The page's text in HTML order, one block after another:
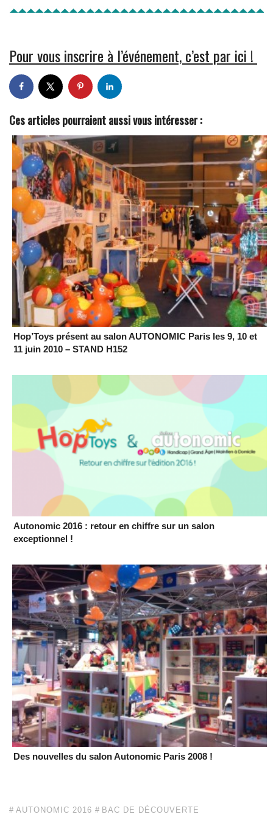
Pour vous inscrire à l’événement, c’est par ici !
Ces articles pourraient aussi vous intéresser :
Hop’Toys présent au salon AUTONOMIC Paris les 9, 10 et
11 juin 2010 – STAND H152
Autonomic 2016 : retour en chiffre sur un salon
exceptionnel !
Des nouvelles du salon Autonomic Paris 2008 !
AUTONOMIC 2016 BAC DE DÉCOUVERTE